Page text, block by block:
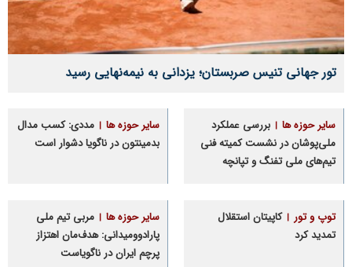
تور جهانی تنیس صربستان؛ یزدانی به نیمه‌نهایی رسید
سایر حوزه ها
بررسی عملکرد
ملی‌پوشان در نشست کمیته فنی
تیم‌های ملی تفنگ و تپانچه
سایر حوزه ها
مددی: کسب مدال
بدمینتون در ناگویا دشوار است
توپ و تور
کاپیتان استقلال
تمدید کرد
سایر حوزه ها
مربی تیم ملی
پارادوومیدانی: هدف‌مان اهتزاز
پرچم ایران در ناگویاست